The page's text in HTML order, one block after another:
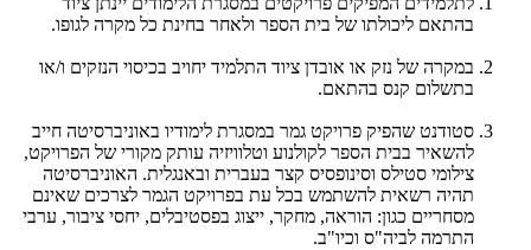
בהתאם ליכולתו של בית הספר ולאחר בחינת כל מקרה לגופו.
במקרה של נזק או אובדן ציוד התלמיד יחויב בכיסוי הנזקים ו/או
בתשלום קנס בהתאם.
סטודנט שהפיק פרויקט גמר במסגרת לימודיו באוניברסיטה חייב
להשאיר בבית הספר לקולנוע וטלוויזיה עותק מקורי של הפרויקט,
צילומי סטילס וסינופסיס קצר בעברית ובאנגלית. האוניברסיטה
תהיה רשאית להשתמש בכל עת בפרויקט הגמר לצרכים שאינם
מסחריים כגון: הוראה, מחקר, ייצוג בפסטיבלים, יחסי ציבור, ערבי
התרמה לביה"ס וכיו"ב.